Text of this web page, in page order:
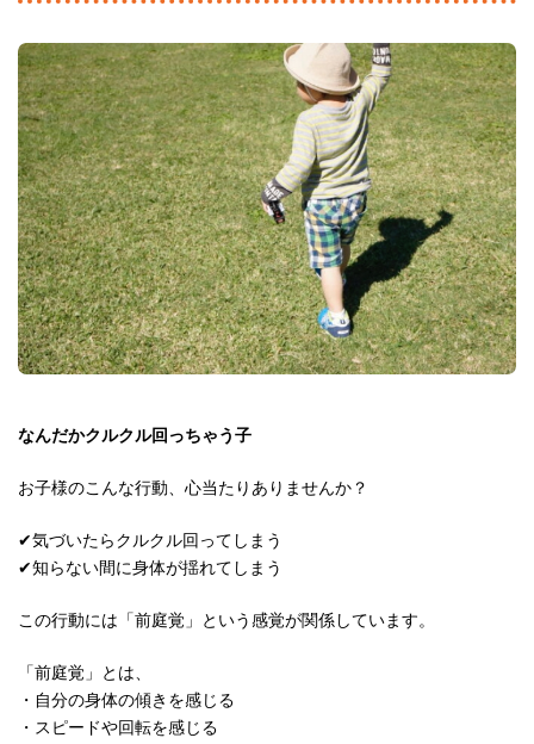
なんだかクルクル回っちゃう子
お子様のこんな行動、心当たりありませんか？
✔︎気づいたらクルクル回ってしまう
✔︎知らない間に身体が揺れてしまう
この行動には「前庭覚」という感覚が関係しています。
「前庭覚」とは、
・自分の身体の傾きを感じる
・スピードや回転を感じる